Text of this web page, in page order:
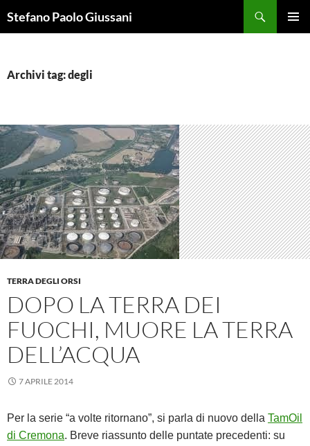
alStefano Paolo Giussani
Archivi tag: degli
TERRA DEGLI ORSI
DOPO LA TERRA DEI
FUOCHI, MUORE LA TERRA
DELL’ACQUA
7 APRILE 2014
Per la serie “a volte ritornano”, si parla di nuovo della TamOil
di Cremona. Breve riassunto delle puntate precedenti: su